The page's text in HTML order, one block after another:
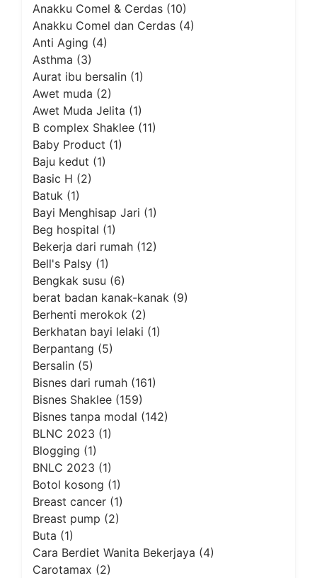
Anakku Comel & Cerdas (10)
Anakku Comel dan Cerdas (4)
Anti Aging (4)
Asthma (3)
Aurat ibu bersalin (1)
Awet muda (2)
Awet Muda Jelita (1)
B complex Shaklee (11)
Baby Product (1)
Baju kedut (1)
Basic H (2)
Batuk (1)
Bayi Menghisap Jari (1)
Beg hospital (1)
Bekerja dari rumah (12)
Bell's Palsy (1)
Bengkak susu (6)
berat badan kanak-kanak (9)
Berhenti merokok (2)
Berkhatan bayi lelaki (1)
Berpantang (5)
Bersalin (5)
Bisnes dari rumah (161)
Bisnes Shaklee (159)
Bisnes tanpa modal (142)
BLNC 2023 (1)
Blogging (1)
BNLC 2023 (1)
Botol kosong (1)
Breast cancer (1)
Breast pump (2)
Buta (1)
Cara Berdiet Wanita Bekerjaya (4)
Carotamax (2)